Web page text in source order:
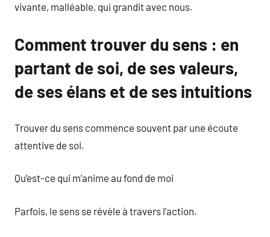
vivante, malléable, qui grandit avec nous.
Comment trouver du sens : en
partant de soi, de ses valeurs,
de ses élans et de ses intuitions
Trouver du sens commence souvent par une écoute
attentive de soi.
Qu’est-ce qui m’anime au fond de moi
Parfois, le sens se révèle à travers l’action.